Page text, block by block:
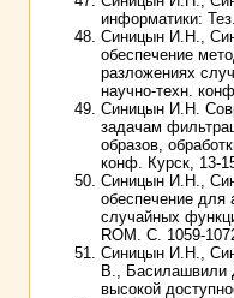
информатики:
Синицын И.Н.,
обеспечение
разложениях
научно-техн.
Синицын И.Н.
задачам
образов,
конф. Курск, 13-
Синицын И.Н.,
обеспечение для
случайных
ROM. С. 1059-
Синицын И.Н.,
В., Басилашвили
высокой